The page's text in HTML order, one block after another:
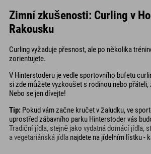
Zimní zkušenosti: Curling v
Rakousku
Curling vyžaduje přesnost, ale po několika
zorientujete.
V Hinterstoderu je vedle sportovního bufetu
si zde můžete vyzkoušet s rodinou nebo
Nebo se jen dívejte!
Tip: Pokud vám začne kručet v žaludku, ve
uprostřed zábavního parku Hinterstoder vás
Tradiční jídla, stejně jako vydatná domácí jídla,
a vegetariánská jídla najdete na jídelním lístku -